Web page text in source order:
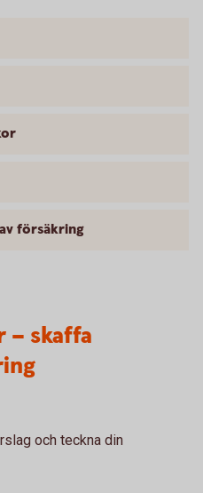
försäkring
– skaffa
och teckna din